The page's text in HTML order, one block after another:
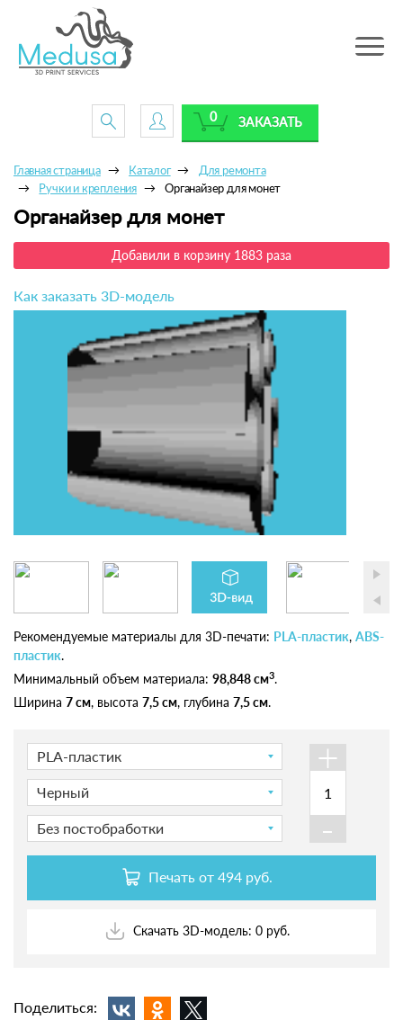
Toggle
ЗАКАЗАТЬ
0
Главная страница Каталог
Для ремонта
Ручки и крепления
Органайзер для монет
Органайзер для монет
Добавили в корзину 1883 раза
Как заказать 3D-модель
Рекомендуемые материалы для 3D-печати: PLA-пластик, ABS-
пластик.
Минимальный объем материала: 98,848 см3.
Ширина 7 см, высота 7,5 см, глубина 7,5 см.
PLA-пластик
Черный
Без постобработки
+
-
Печать от 494 руб.
Скачать 3D-модель: 0 руб.
Поделиться: